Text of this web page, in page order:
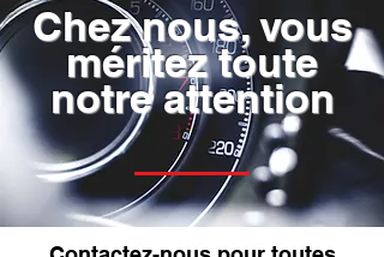
Chez nous, vous
méritez toute
notre attention